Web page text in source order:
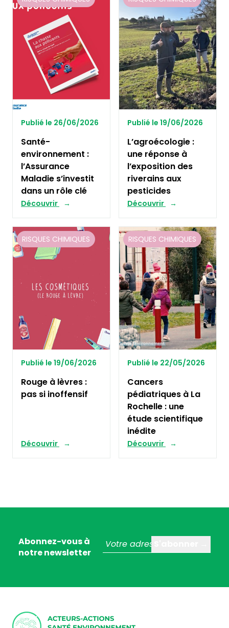
Publié le 26/06/2026
Santé-
environnement :
l’Assurance
Maladie s’investit
dans un rôle clé
Découvrir
Publié le 19/06/2026
L’agroécologie :
une réponse à
l’exposition des
riverains aux
pesticides
Découvrir
RISQUES CHIMIQUES
Publié le 19/06/2026
Rouge à lèvres :
pas si inoffensif
Découvrir
RISQUES CHIMIQUES
Publié le 22/05/2026
Cancers
pédiatriques à La
Rochelle : une
étude scientifique
inédite
Découvrir
Abonnez-vous à
notre newsletter